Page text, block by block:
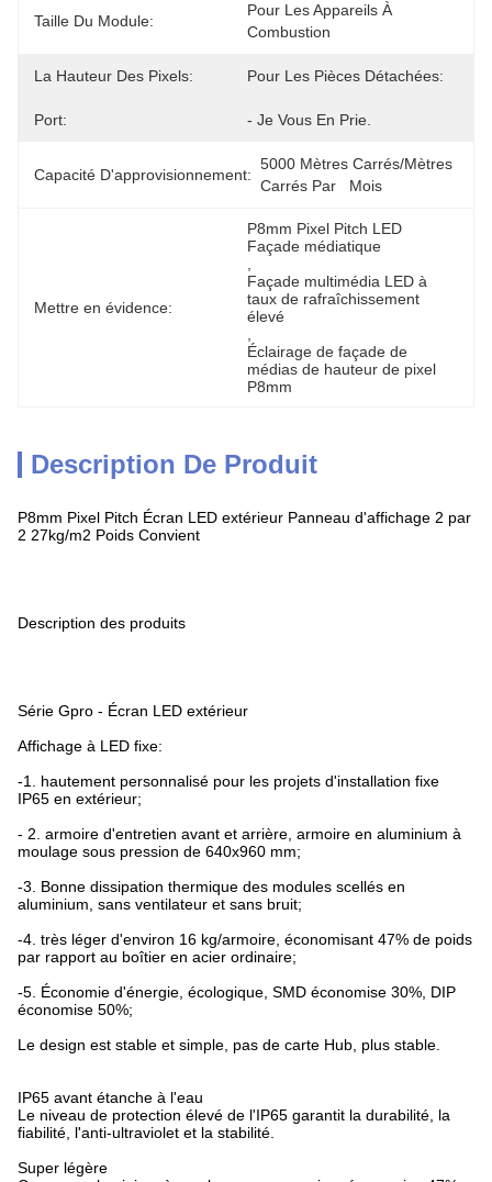
Taille Du Module:
Pour Les Appareils À
Combustion
La Hauteur Des Pixels: Pour Les Pièces Détachées:
Port: - Je Vous En Prie.
Capacité D'approvisionnement:
5000 Mètres Carrés/mètres
Carrés Par   Mois
Mettre en évidence:
P8mm Pixel Pitch LED
Façade médiatique
Façade multimédia LED à
taux de rafraîchissement
élevé
Éclairage de façade de
médias de hauteur de pixel
P8mm
Description De Produit
P8mm Pixel Pitch Écran LED extérieur Panneau d'affichage 2 par
2 27kg/m2 Poids Convient
Description des produits
Série Gpro - Écran LED extérieur
Affichage à LED fixe:
-1. hautement personnalisé pour les projets d'installation fixe
IP65 en extérieur;
- 2. armoire d'entretien avant et arrière, armoire en aluminium à
moulage sous pression de 640x960 mm;
-3. Bonne dissipation thermique des modules scellés en
aluminium, sans ventilateur et sans bruit;
-4. très léger d'environ 16 kg/armoire, économisant 47% de poids
par rapport au boîtier en acier ordinaire;
-5. Économie d'énergie, écologique, SMD économise 30%, DIP
économise 50%;
Le design est stable et simple, pas de carte Hub, plus stable.
IP65 avant étanche à l'eau
Le niveau de protection élevé de l'IP65 garantit la durabilité, la
fiabilité, l'anti-ultraviolet et la stabilité.
Super légère